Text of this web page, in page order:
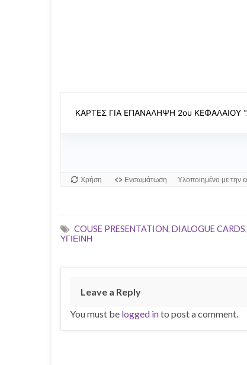
COUSE PRESENTATION, DIALOGUE CARDS,
ΥΓΙΕΙΝΗ
Leave a Reply
You must be logged into post a comment.